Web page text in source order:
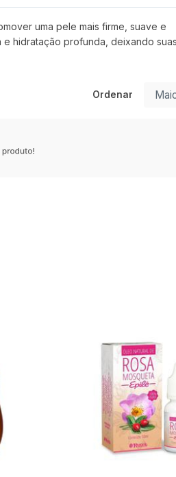
uma pele mais firme, suave e
hidratação profunda, deixando
Ordenar